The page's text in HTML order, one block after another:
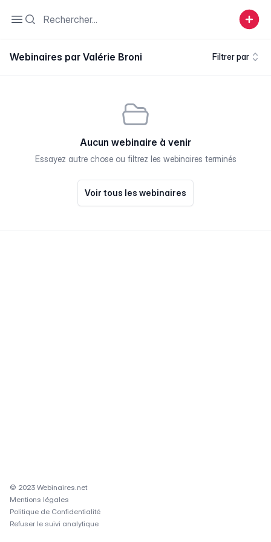
Open sidebar
Search
Webinaires par Valérie Broni Filtrer par
Aucun webinaire à venir
Essayez autre chose ou filtrez les webinaires terminés
Voir tous les webinaires
© 2023 Webinaires.net
Mentions légales
Politique de Confidentialité
Refuser le suivi analytique